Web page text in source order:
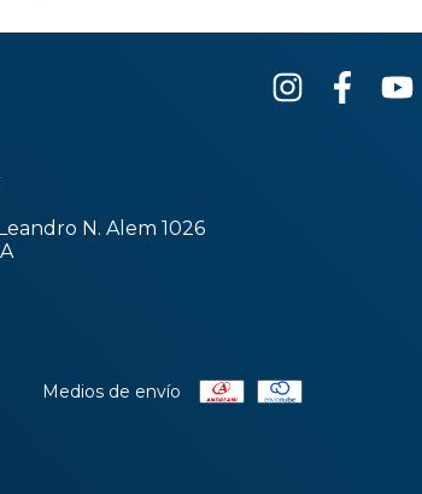
N. Alem 1026
Medios de envío